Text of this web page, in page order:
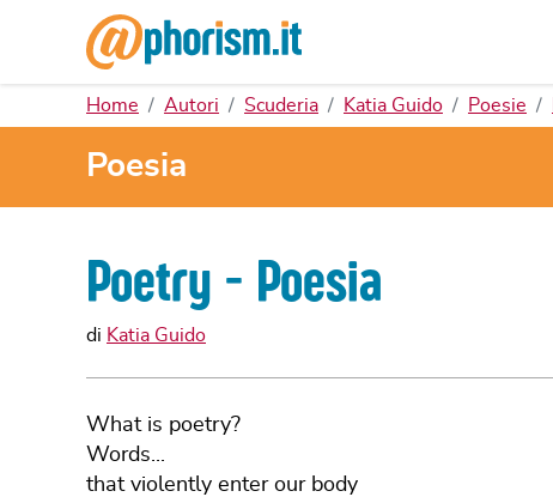
Home Autori Scuderia Katia Guido Poesie
Poesia
Poetry - Poesia
di Katia Guido
What is poetry?
Words...
that violently enter our body